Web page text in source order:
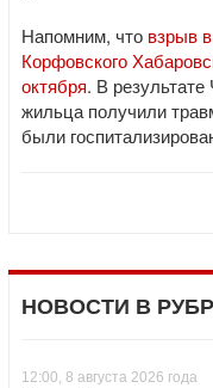
Напомним, что взрыв
Корфовского
октября. В
жильца получили
были
НОВОСТИ В
12:00, 8 августа 2026 года